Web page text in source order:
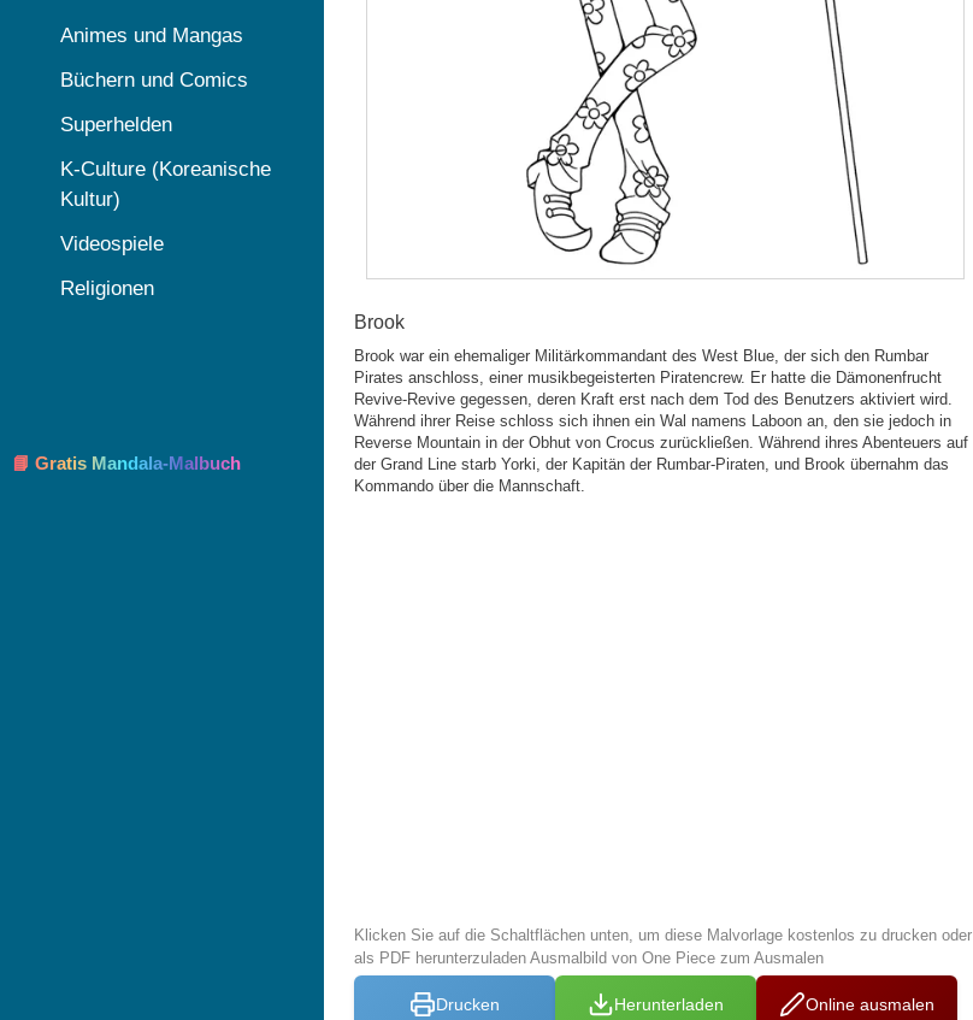
Brook
Brook war ein ehemaliger Militärkommandant des West Blue, der sich den Rumbar
Pirates anschloss, einer musikbegeisterten Piratencrew. Er hatte die Dämonenfrucht
Revive-Revive gegessen, deren Kraft erst nach dem Tod des Benutzers aktiviert wird.
Während ihrer Reise schloss sich ihnen ein Wal namens Laboon an, den sie jedoch in
Reverse Mountain in der Obhut von Crocus zurückließen. Während ihres Abenteuers auf
der Grand Line starb Yorki, der Kapitän der Rumbar-Piraten, und Brook übernahm das
Kommando über die Mannschaft.
Klicken Sie auf die Schaltflächen unten, um diese Malvorlage kostenlos zu drucken oder
als PDF herunterzuladen Ausmalbild von One Piece zum Ausmalen
Drucken Herunterladen Online ausmalen
Animes und Mangas
Büchern und Comics
Superhelden
K-Culture (Koreanische
Kultur)
Videospiele
Religionen
📘 Gratis Mandala-Malbuch